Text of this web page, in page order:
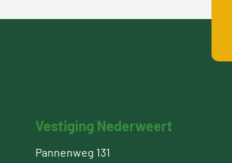
Vestiging Nederweert
Pannenweg 131